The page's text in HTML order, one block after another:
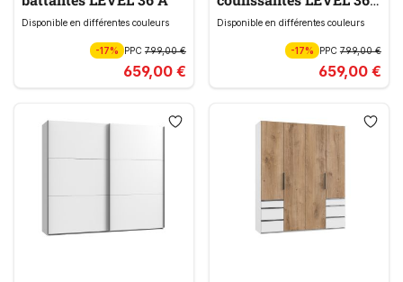
Disponible en différentes couleurs
-17% PPC 799,00 €
659,00 €
A
Disponible en différentes couleurs
-17% PPC799,00 €
659,00 €